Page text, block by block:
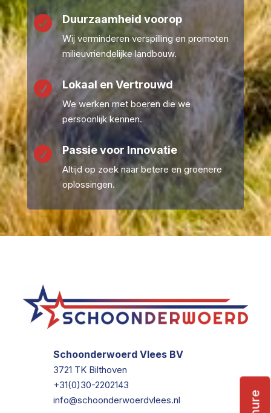
 Duurzaamheid voorop
Wij verminderen verspilling en promoten
milieuvriendelijke landbouw.
 Lokaal en Vertrouwd
We werken met boeren die we
persoonlijk kennen.
 Passie voor Innovatie
Altijd op zoek naar betere en groenere
oplossingen.
Schoonderwoerd Vlees BV
3721 TK Bilthoven
+31(0)30-2202143
info@schoonderwoerdvlees.nl